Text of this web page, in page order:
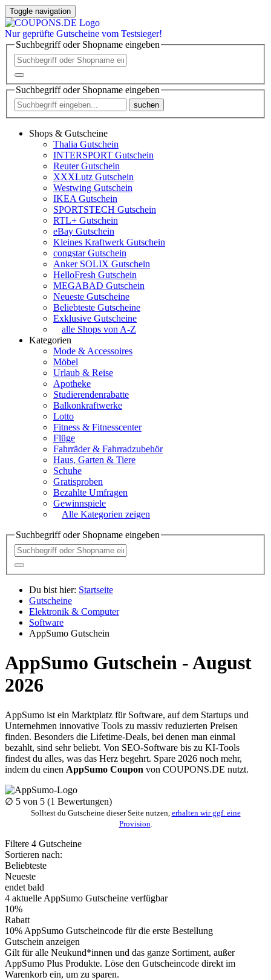
Toggle navigation
Nur geprüfte Gutscheine vom Testsieger!
Suchbegriff oder Shopname eingeben
Suchbegriff oder Shopname eingeben
suchen
Shops & Gutscheine
Thalia Gutschein
INTERSPORT Gutschein
Reuter Gutschein
XXXLutz Gutschein
Westwing Gutschein
IKEA Gutschein
SPORTSTECH Gutschein
RTL+ Gutschein
eBay Gutschein
Kleines Kraftwerk Gutschein
congstar Gutschein
Anker SOLIX Gutschein
HelloFresh Gutschein
MEGABAD Gutschein
Neueste Gutscheine
Beliebteste Gutscheine
Exklusive Gutscheine
alle Shops von A-Z
Kategorien
Mode & Accessoires
Möbel
Urlaub & Reise
Apotheke
Studierendenrabatte
Balkonkraftwerke
Lotto
Fitness & Fitnesscenter
Flüge
Fahrräder & Fahrradzubehör
Haus, Garten & Tiere
Schuhe
Gratisproben
Bezahlte Umfragen
Gewinnspiele
Alle Kategorien zeigen
Suchbegriff oder Shopname eingeben
Du bist hier: Startseite
Gutscheine
Elektronik & Computer
Software
AppSumo Gutschein
AppSumo Gutschein - August
2026
AppSumo ist ein Marktplatz für Software, auf dem Startups und
Unternehmen innovative Tools zu massiv reduzierten Preisen
finden. Besonders die Lifetime-Deals, bei denen man einmal
bezahlt, sind sehr beliebt. Von SEO-Software bis zu KI-Tools
findest du alles, was das Herz begehrt. Spare 2026 noch mehr,
indem du einen AppSumo Coupon von COUPONS.DE nutzt.
∅ 5 von 5 (1 Bewertungen)
Solltest du Gutscheine dieser Seite nutzen, erhalten wir ggf. eine
Provision
Filtere 4 Gutscheine
Sortieren nach:
Beliebteste
Neueste
endet bald
4 aktuelle AppSumo Gutscheine verfügbar
10%
Rabatt
10% AppSumo Gutscheincode für die erste Bestellung
Gutschein anzeigen
Gilt für alle Neukund*innen und das ganze Sortiment, außer
AppSumo Plus Produkte. Löse den Gutscheincode direkt im
Warenkorb ein, um zu sparen.